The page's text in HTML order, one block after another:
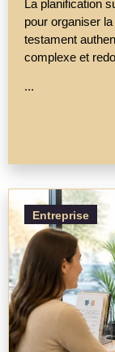
La planification
pour organiser
testament
complexe et
...
Entreprise